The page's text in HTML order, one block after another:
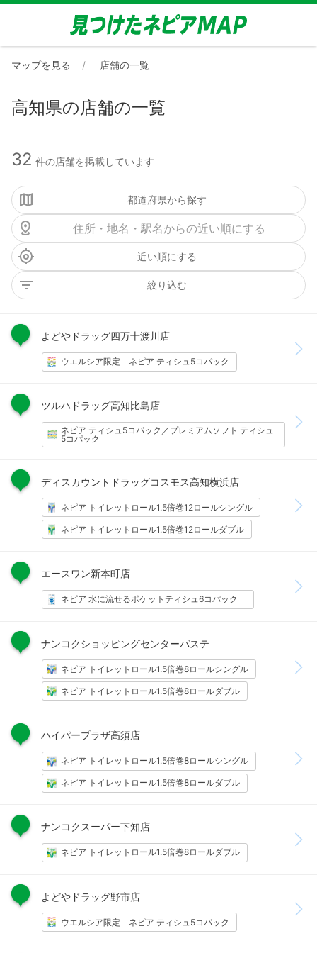
マップを見る 店舗の一覧
高知県の店舗の一覧
32 件の店舗を掲載しています
都道府県から探す
近い順にする
絞り込む
よどやドラッグ四万十渡川店
ウエルシア限定　ネピア ティシュ5コパック
ツルハドラッグ高知比島店
ネピア ティシュ5コパック／プレミアムソフト ティシュ
5コパック
ディスカウントドラッグコスモス高知横浜店
ネピア トイレットロール1.5倍巻12ロールシングル
ネピア トイレットロール1.5倍巻12ロールダブル
エースワン新本町店
ネピア 水に流せるポケットティシュ6コパック
ナンコクショッピングセンターパステ
ネピア トイレットロール1.5倍巻8ロールシングル
ネピア トイレットロール1.5倍巻8ロールダブル
ハイパープラザ高須店
ネピア トイレットロール1.5倍巻8ロールシングル
ネピア トイレットロール1.5倍巻8ロールダブル
ナンコクスーパー下知店
ネピア トイレットロール1.5倍巻8ロールダブル
よどやドラッグ野市店
ウエルシア限定　ネピア ティシュ5コパック